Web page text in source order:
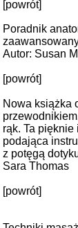
[powrót]
Poradnik
Autor: Susan
[powrót]
Nowa książka
rąk. Ta
podająca
z potęgą
Sara Thomas
[powrót]